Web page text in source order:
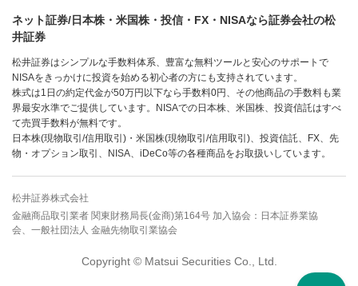
ネット証券/日本株・米国株・投信・FX・NISAなら証券会社の松
井証券
松井証券はシンプルな手数料体系、豊富な無料ツールと安心のサポートで
NISAをきっかけに投資を始める初心者の方にも支持されています。
株式は1日の約定代金が50万円以下なら手数料0円、その他商品の手数料も業
界最安水準でご提供しています。NISAでの日本株、米国株、投資信託はすべ
て売買手数料が無料です。
日本株(現物取引/信用取引)・米国株(現物取引/信用取引)、投資信託、FX、先
物・オプション取引、NISA、iDeCo等の各種商品をお取扱いしています。
松井証券株式会社
金融商品取引業者 関東財務局長(金商)第164号 加入協会：日本証券業協
会、一般社団法人 金融先物取引業協会
Copyright © Matsui Securities Co., Ltd.